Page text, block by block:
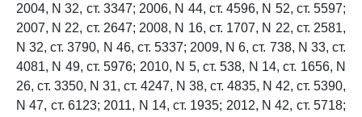
2004, N 32, ст. 3347; 2006, N 44, ст. 4596, N 52, ст. 5597;
2007, N 22, ст. 2647; 2008, N 16, ст. 1707, N 22, ст. 2581,
N 32, ст. 3790, N 46, ст. 5337; 2009, N 6, ст. 738, N 33, ст.
4081, N 49, ст. 5976; 2010, N 5, ст. 538, N 14, ст. 1656, N
26, ст. 3350, N 31, ст. 4247, N 38, ст. 4835, N 42, ст. 5390,
N 47, ст. 6123; 2011, N 14, ст. 1935; 2012, N 42, ст. 5718;